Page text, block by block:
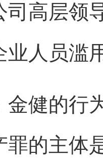
司高层领
业人员滥
的行为
罪的主体